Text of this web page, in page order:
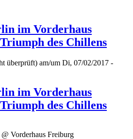
im Vorderhaus
des Chillens
überprüft) am/um Di, 07/02/2017 -
im Vorderhaus
des Chillens
Vorderhaus Freiburg